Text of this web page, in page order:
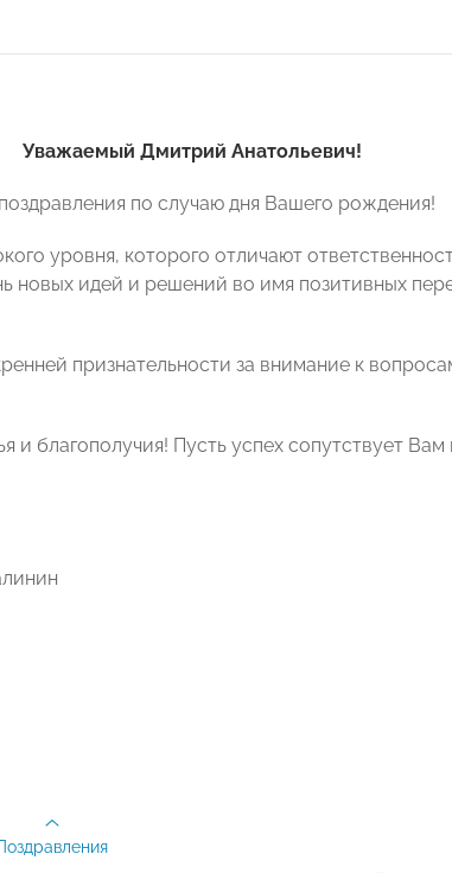
Уважаемый Дмитрий Анатольевич!
по случаю дня Вашего рождения!
уровня, которого отличают
новых идей и решений во имя позитивных
признательности за внимание к
и благополучия! Пусть успех сопутствует